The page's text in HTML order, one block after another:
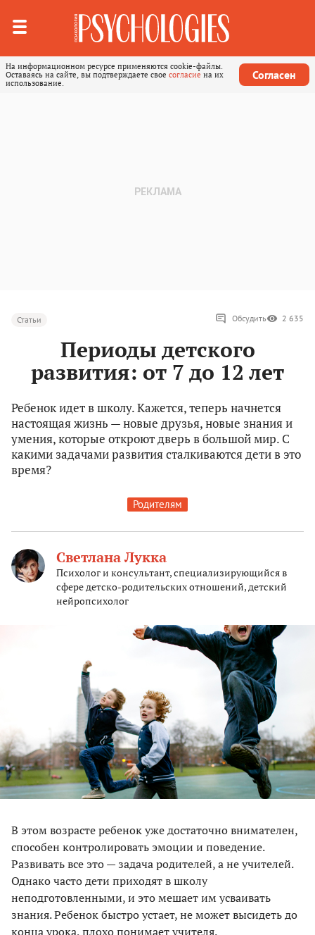
На информационном ресурсе применяются cookie-файлы.
Оставаясь на сайте, вы подтверждаете свое согласие на их
использование.
Согласен
Статьи Обсудить 2 635
Периоды детского
развития: от 7 до 12 лет
Ребенок идет в школу. Кажется, теперь начнется
настоящая жизнь — новые друзья, новые знания и
умения, которые откроют дверь в большой мир. С
какими задачами развития сталкиваются дети в это
время?
Родителям
Светлана Лукка
Психолог и консультант, специализирующийся в
сфере детско-родительских отношений, детский
нейропсихолог
В этом возрасте ребенок уже достаточно внимателен,
способен контролировать эмоции и поведение.
Развивать все это — задача родителей, а не учителей.
Однако часто дети приходят в школу
неподготовленными, и это мешает им усваивать
знания. Ребенок быстро устает, не может высидеть до
конца урока, плохо понимает учителя.